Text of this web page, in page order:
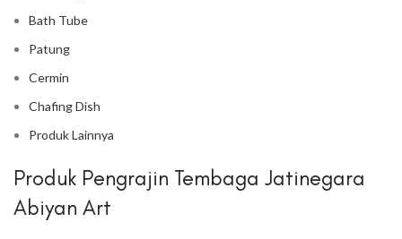
Bath Tube
Patung
Cermin
Chafing Dish
Produk Lainnya
Produk Pengrajin Tembaga Jatinegara
Abiyan Art